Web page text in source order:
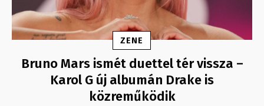
ZENE
Bruno Mars ismét duettel tér vissza –
Karol G új albumán Drake is
közreműködik